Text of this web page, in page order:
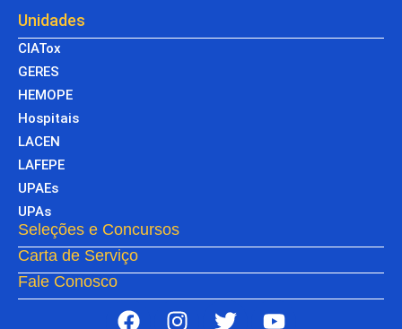
Unidades
CIATox
GERES
HEMOPE
Hospitais
LACEN
LAFEPE
UPAEs
UPAs
Seleções e Concursos
Carta de Serviço
Fale Conosco